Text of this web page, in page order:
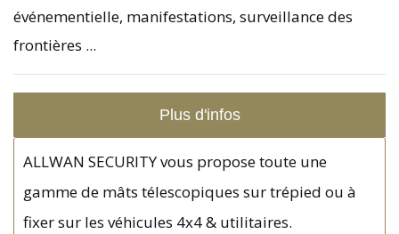
événementielle, manifestations, surveillance des
frontières ...
Plus d'infos
ALLWAN SECURITY vous propose toute une
gamme de mâts télescopiques sur trépied ou à
fixer sur les véhicules 4x4 & utilitaires.